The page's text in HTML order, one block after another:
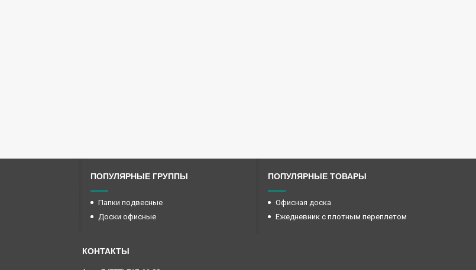
ПОПУЛЯРНЫЕ ГРУППЫ
Папки подвесные
Доски офисные
ПОПУЛЯРНЫЕ ТОВАРЫ
Офисная доска
Ежедневник с плотным переплетом